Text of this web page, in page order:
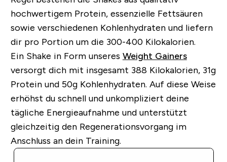
hochwertigem Protein, essenzielle Fettsäuren
sowie verschiedenen Kohlenhydraten und liefern
dir pro Portion um die 300-400 Kilokalorien.
Ein Shake in Form unseres Weight Gainers
versorgt dich mit insgesamt 388 Kilokalorien, 31g
Protein und 50g Kohlenhydraten. Auf diese Weise
erhöhst du schnell und unkompliziert deine
tägliche Energieaufnahme und unterstützt
gleichzeitig den Regenerationsvorgang im
Anschluss an dein Training.